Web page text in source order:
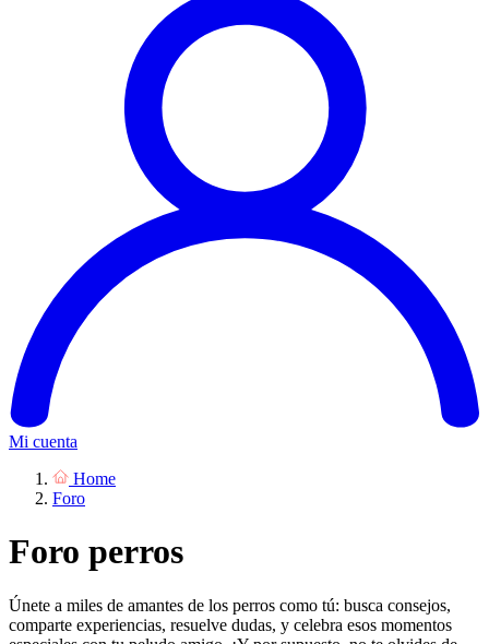
Mi cuenta
Home
Foro
Foro perros
Únete a miles de amantes de los perros como tú: busca consejos,
comparte experiencias, resuelve dudas, y celebra esos momentos